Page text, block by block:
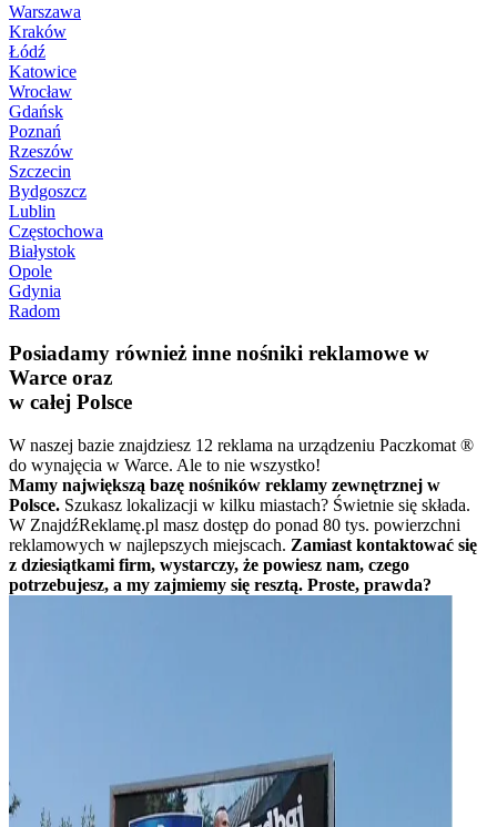
Warszawa
Kraków
Łódź
Katowice
Wrocław
Gdańsk
Poznań
Rzeszów
Szczecin
Bydgoszcz
Lublin
Częstochowa
Białystok
Opole
Gdynia
Radom
Posiadamy również inne nośniki reklamowe w
Warce oraz
w całej Polsce
W naszej bazie znajdziesz 12 reklama na urządzeniu Paczkomat ®
do wynajęcia w Warce. Ale to nie wszystko!
Mamy największą bazę nośników reklamy zewnętrznej w
Polsce. Szukasz lokalizacji w kilku miastach? Świetnie się składa.
W ZnajdźReklamę.pl masz dostęp do ponad 80 tys. powierzchni
reklamowych w najlepszych miejscach. Zamiast kontaktować się
z dziesiątkami firm, wystarczy, że powiesz nam, czego
potrzebujesz, a my zajmiemy się resztą. Proste, prawda?